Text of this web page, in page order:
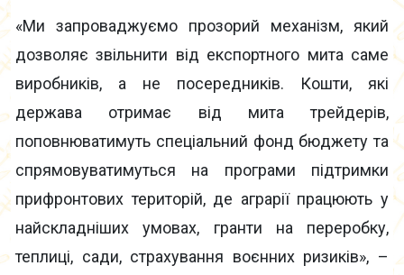
«Ми запроваджуємо прозорий механізм, який
дозволяє звільнити від експортного мита саме
виробників, а не посередників. Кошти, які
держава отримає від мита трейдерів,
поповнюватимуть спеціальний фонд бюджету та
спрямовуватимуться на програми підтримки
прифронтових територій, де аграрії працюють у
найскладніших умовах, гранти на переробку,
теплиці, сади, страхування воєнних ризиків», –